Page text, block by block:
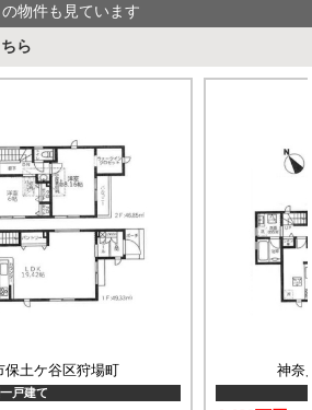
物件も見ています
ら
保土ケ谷区狩場町
戸建て
神奈